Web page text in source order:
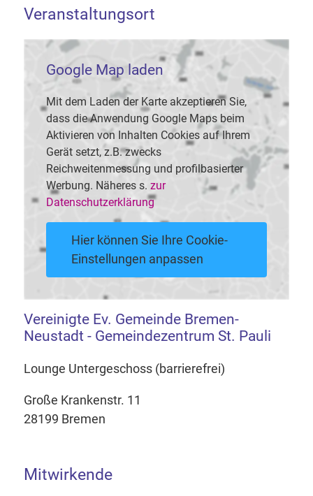
Veranstaltungsort
Google Map laden
Mit dem Laden der Karte akzeptieren Sie,
dass die Anwendung Google Maps beim
Aktivieren von Inhalten Cookies auf Ihrem
Gerät setzt, z.B. zwecks
Reichweitenmessung und profilbasierter
Werbung. Näheres s. zur
Datenschutzerklärung
Hier können Sie Ihre Cookie-
Einstellungen anpassen
Vereinigte Ev. Gemeinde Bremen-
Neustadt - Gemeindezentrum St. Pauli
Lounge Untergeschoss (barrierefrei)
Große Krankenstr. 11
28199 Bremen
Mitwirkende